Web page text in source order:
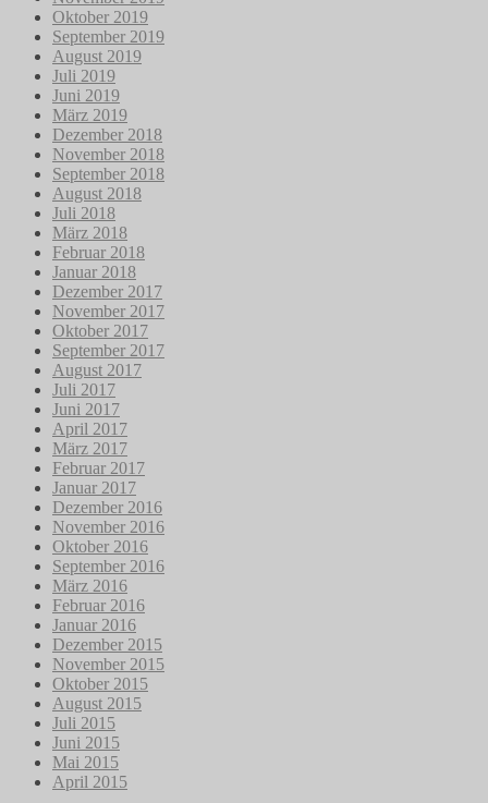
Oktober 2019
September 2019
August 2019
Juli 2019
Juni 2019
März 2019
Dezember 2018
November 2018
September 2018
August 2018
Juli 2018
März 2018
Februar 2018
Januar 2018
Dezember 2017
November 2017
Oktober 2017
September 2017
August 2017
Juli 2017
Juni 2017
April 2017
März 2017
Februar 2017
Januar 2017
Dezember 2016
November 2016
Oktober 2016
September 2016
März 2016
Februar 2016
Januar 2016
Dezember 2015
November 2015
Oktober 2015
August 2015
Juli 2015
Juni 2015
Mai 2015
April 2015